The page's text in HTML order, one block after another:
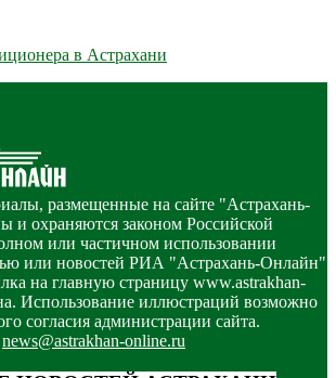
в Астрахани
размещенные на сайте "Астрахань-
охраняются законом Российской
или частичном использовании
или новостей РИА "Астрахань-Онлайн"
на главную страницу www.astrakhan-
Использование иллюстраций возможно
согласия администрации сайта.
news@astrakhan-online.ru